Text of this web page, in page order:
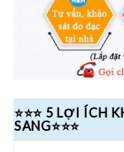
⭐⭐⭐ 5 LỢI ÍCH
SANG⭐⭐⭐